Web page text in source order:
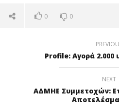
19/03/2019
0 0
Profile: Αγορά 2.000
NEXT
ΑΔΜΗΕ Συμμετοχών: